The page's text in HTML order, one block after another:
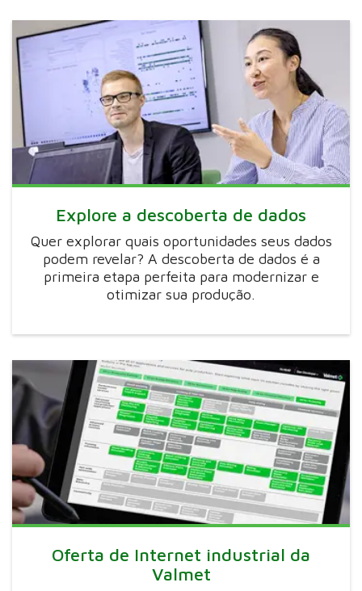
Explore a descoberta de dados
Quer explorar quais oportunidades seus dados
podem revelar? A descoberta de dados é a
primeira etapa perfeita para modernizar e
otimizar sua produção.
Oferta de Internet industrial da
Valmet